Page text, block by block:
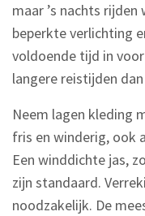
maar ’s nachts
beperkte verlichting
voldoende tijd in
langere reistijden
Neem lagen kleding
fris en winderig, ook
Een winddichte jas,
zijn standaard.
noodzakelijk. De